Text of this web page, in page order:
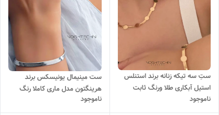
ستِ سه تیکه زنانه برند استنلس
استیل آبکاری طلا ورنگ ثابت
،ضدحساسیت با قیمت مناسب
ناموجود
ست مینیمال یونیسکس برند
هرینگتون مدل ماری کاملا رنگ
ثابت و ضد حساسیت
ناموجود